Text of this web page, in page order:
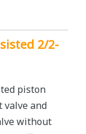
2/2-
piston
valve and
without